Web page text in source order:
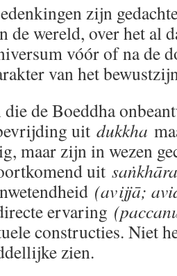
zijn
de wereld, over het al
vóór of na de
van het
de Boeddha
uit dukkha
maar zijn in wezen
uit saṅkhāra
(avijjā;
ervaring
constructies. Niet
zien.